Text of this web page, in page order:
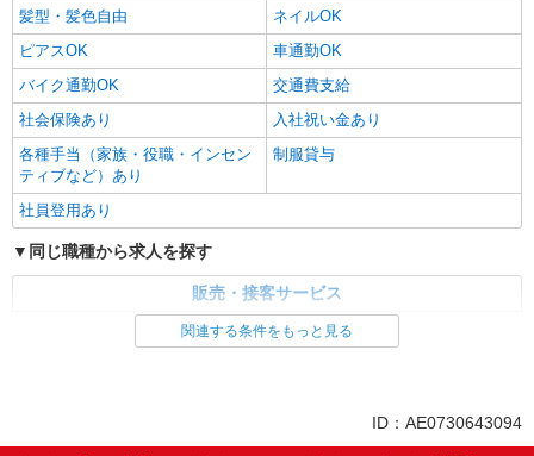
髪型・髪色自由
ネイルOK
ピアスOK
車通勤OK
バイク通勤OK
交通費支給
社会保険あり
入社祝い金あり
各種手当（家族・役職・インセン
ティブなど）あり
制服貸与
社員登用あり
同じ職種から求人を探す
販売・接客サービス
英語が活かせる
ボーナス・賞与あり
関連する条件をもっと見る
ID：AE0730643094